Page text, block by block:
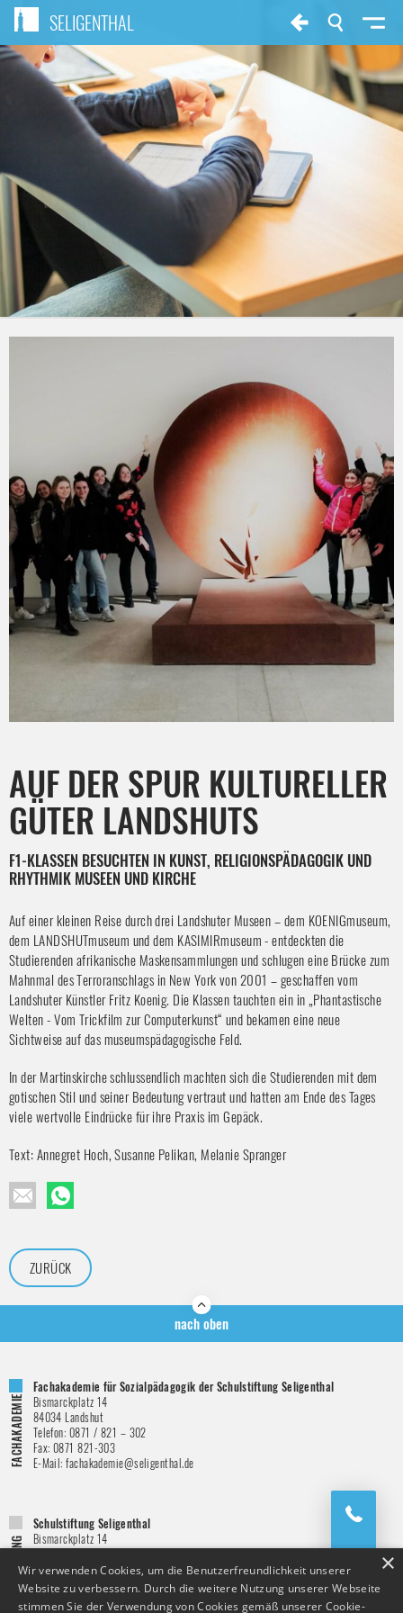
AUF DER SPUR KULTURELLER
GÜTER LANDSHUTS
F1-KLASSEN BESUCHTEN IN KUNST, RELIGIONSPÄDAGOGIK UND
RHYTHMIK MUSEEN UND KIRCHE
Auf einer kleinen Reise durch drei Landshuter Museen – dem KOENIGmuseum,
dem LANDSHUTmuseum und dem KASIMIRmuseum - entdeckten die
Studierenden afrikanische Maskensammlungen und schlugen eine Brücke zum
Mahnmal des Terroranschlags in New York von 2001 – geschaffen vom
Landshuter Künstler Fritz Koenig. Die Klassen tauchten ein in „Phantastische
Welten - Vom Trickfilm zur Computerkunst“ und bekamen eine neue
Sichtweise auf das museumspädagogische Feld.
In der Martinskirche schlussendlich machten sich die Studierenden mit dem
gotischen Stil und seiner Bedeutung vertraut und hatten am Ende des Tages
viele wertvolle Eindrücke für ihre Praxis im Gepäck.
Text: Annegret Hoch, Susanne Pelikan, Melanie Spranger
ZURÜCK
nach oben
Fachakademie für Sozialpädagogik der Schulstiftung Seligenthal
Bismarckplatz 14
84034 Landshut
Telefon: 0871 / 821 – 302
Fax: 0871 821-303
E-Mail: fachakademie@seligenthal.de
Schulstiftung Seligenthal
Bismarckplatz 14
Telefon:0871 / 821 – 151
Fax: 0871 821-146
schulstiftung@seligenthal.de
SELIGENTHAL
×
Wir verwenden Cookies, um die Benutzerfreundlichkeit unserer
Website zu verbessern. Durch die weitere Nutzung unserer Webseite
stimmen Sie der Verwendung von Cookies gemäß unserer Cookie-